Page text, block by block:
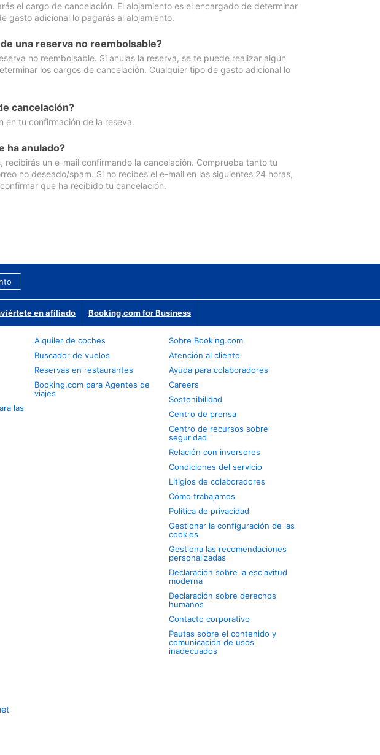
el cargo de cancelación. El alojamiento es el encargado de determinar
gasto adicional lo pagarás al alojamiento.
una reserva no reembolsable?
no reembolsable. Si anulas la reserva, se te puede realizar algún
los cargos de cancelación. Cualquier tipo de gasto adicional lo
cancelación?
en tu confirmación de la reseva.
ha anulado?
recibirás un e-mail confirmando la cancelación. Comprueba tanto tu
no deseado/spam. Si no recibes el e-mail en las siguientes 24 horas,
que ha recibido tu cancelación.
en afiliado Booking.com for Business
las
Alquiler de coches
Buscador de vuelos
Reservas en restaurantes
Booking.com para Agentes de
viajes
Sobre Booking.com
Atención al cliente
Ayuda para colaboradores
Careers
Sostenibilidad
Centro de prensa
Centro de recursos sobre
seguridad
Relación con inversores
Condiciones del servicio
Litigios de colaboradores
Cómo trabajamos
Política de privacidad
Gestionar la configuración de las
cookies
Gestiona las recomendaciones
personalizadas
Declaración sobre la esclavitud
moderna
Declaración sobre derechos
humanos
Contacto corporativo
Pautas sobre el contenido y
comunicación de usos
inadecuados